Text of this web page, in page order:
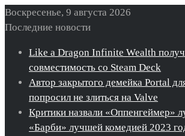
Воскресенье, 9 августа 2026
Последние новости
Like a Dragon Infinite Wealth
совместимость со Steam Deck
Автор закрытого демейка Portal
попросил не злиться на Valve
Критики назвали «Оппенгеймер»
«Барби» лучшей комедией 2023